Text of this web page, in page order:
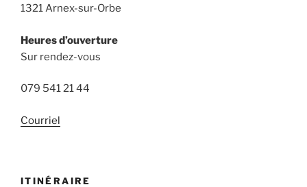
1321 Arnex-sur-Orbe
Heures d’ouverture
Sur rendez-vous
079 541 21 44
Courriel
ITINÉRAIRE